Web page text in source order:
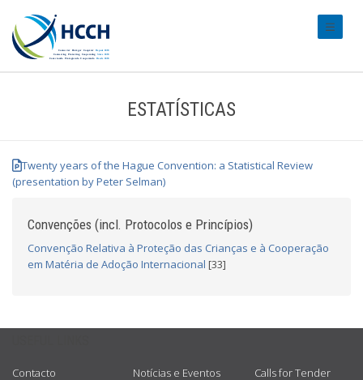
ESTATÍSTICAS
Twenty years of the Hague Convention: a Statistical Review
(presentation by Peter Selman)
Convenções (incl. Protocolos e Princípios)
Convenção Relativa à Proteção das Crianças e à Cooperação
em Matéria de Adoção Internacional [33]
Contacto
Notícias e Eventos
Calls for Tender